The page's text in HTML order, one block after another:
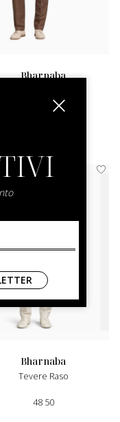
bharnaba
bharnaba
Tevere Raso
48 50